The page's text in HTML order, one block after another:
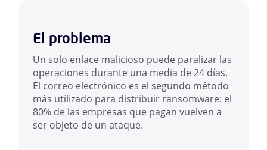
El problema
Un solo enlace malicioso puede paralizar las
operaciones durante una media de 24 días.
El correo electrónico es el segundo método
más utilizado para distribuir ransomware: el
80% de las empresas que pagan vuelven a
ser objeto de un ataque.